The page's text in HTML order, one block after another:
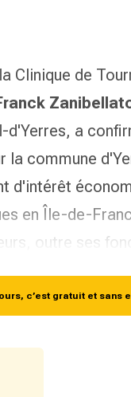
Clinique de
a
la commune
d'intérêt
en Île-de-
outre ses
c’est gratuit et sans